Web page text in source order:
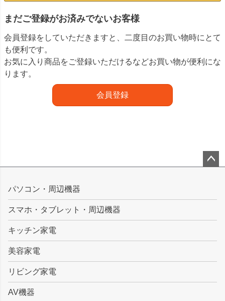
まだご登録がお済みでないお客様
会員登録をしていただきますと、二度目のお買い物時にとて
も便利です。
お気に入り商品をご登録いただけるなどお買い物が便利にな
ります。
会員登録
ップ
パソコン・周辺機器
スマホ・タブレット・周辺機器
キッチン家電
美容家電
リビング家電
AV機器